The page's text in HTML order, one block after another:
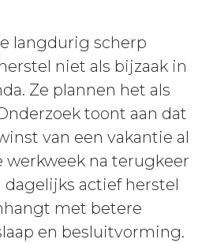
langdurig scherp
niet als bijzaak in
Ze plannen het als
toont aan dat
van een vakantie al
werkweek na terugkeer
actief herstel
met betere
en besluitvorming.